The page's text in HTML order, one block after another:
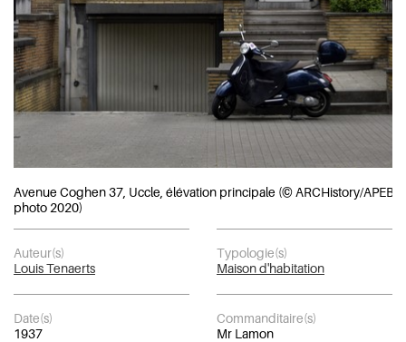
Avenue Coghen 37, Uccle, élévation principale (© ARCHistory/APEB,
photo 2020)
Auteur(s)
Louis Tenaerts
Typologie(s)
Maison d'habitation
Date(s)
1937
Commanditaire(s)
Mr Lamon